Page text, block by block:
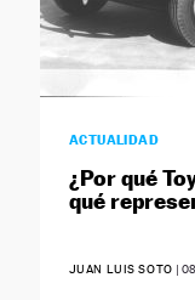
ACTUALIDAD
¿Por qué
qué
JUAN LUIS SOTO |